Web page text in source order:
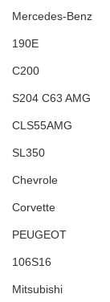
Mercedes-Benz
190E
C200
S204 C63 AMG
CLS55AMG
SL350
Chevrole
Corvette
PEUGEOT
106S16
Mitsubishi